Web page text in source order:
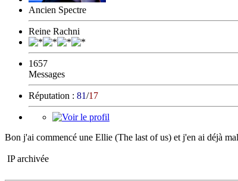
Ancien Spectre
Reine Rachni
1657
Messages
Réputation : 81/17
Bon j'ai commencé une Ellie (The last of us) et j'en ai déjà
IP archivée